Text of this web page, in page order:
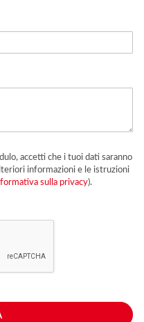
accetti che i tuoi dati saranno
informazioni e le istruzioni
sulla privacy).